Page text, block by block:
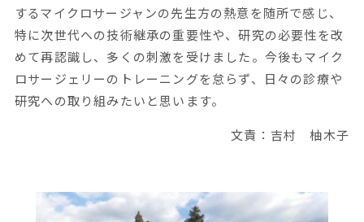
するマイクロサージャンの先生方の熱意を随所で感じ、
特に次世代への技術継承の重要性や、研究の必要性を改
めて再認識し、多くの刺激を受けました。今後もマイク
ロサージェリーのトレーニングを怠らず、日々の診療や
研究への取り組みたいと思います。
文責：吉村 柚木子